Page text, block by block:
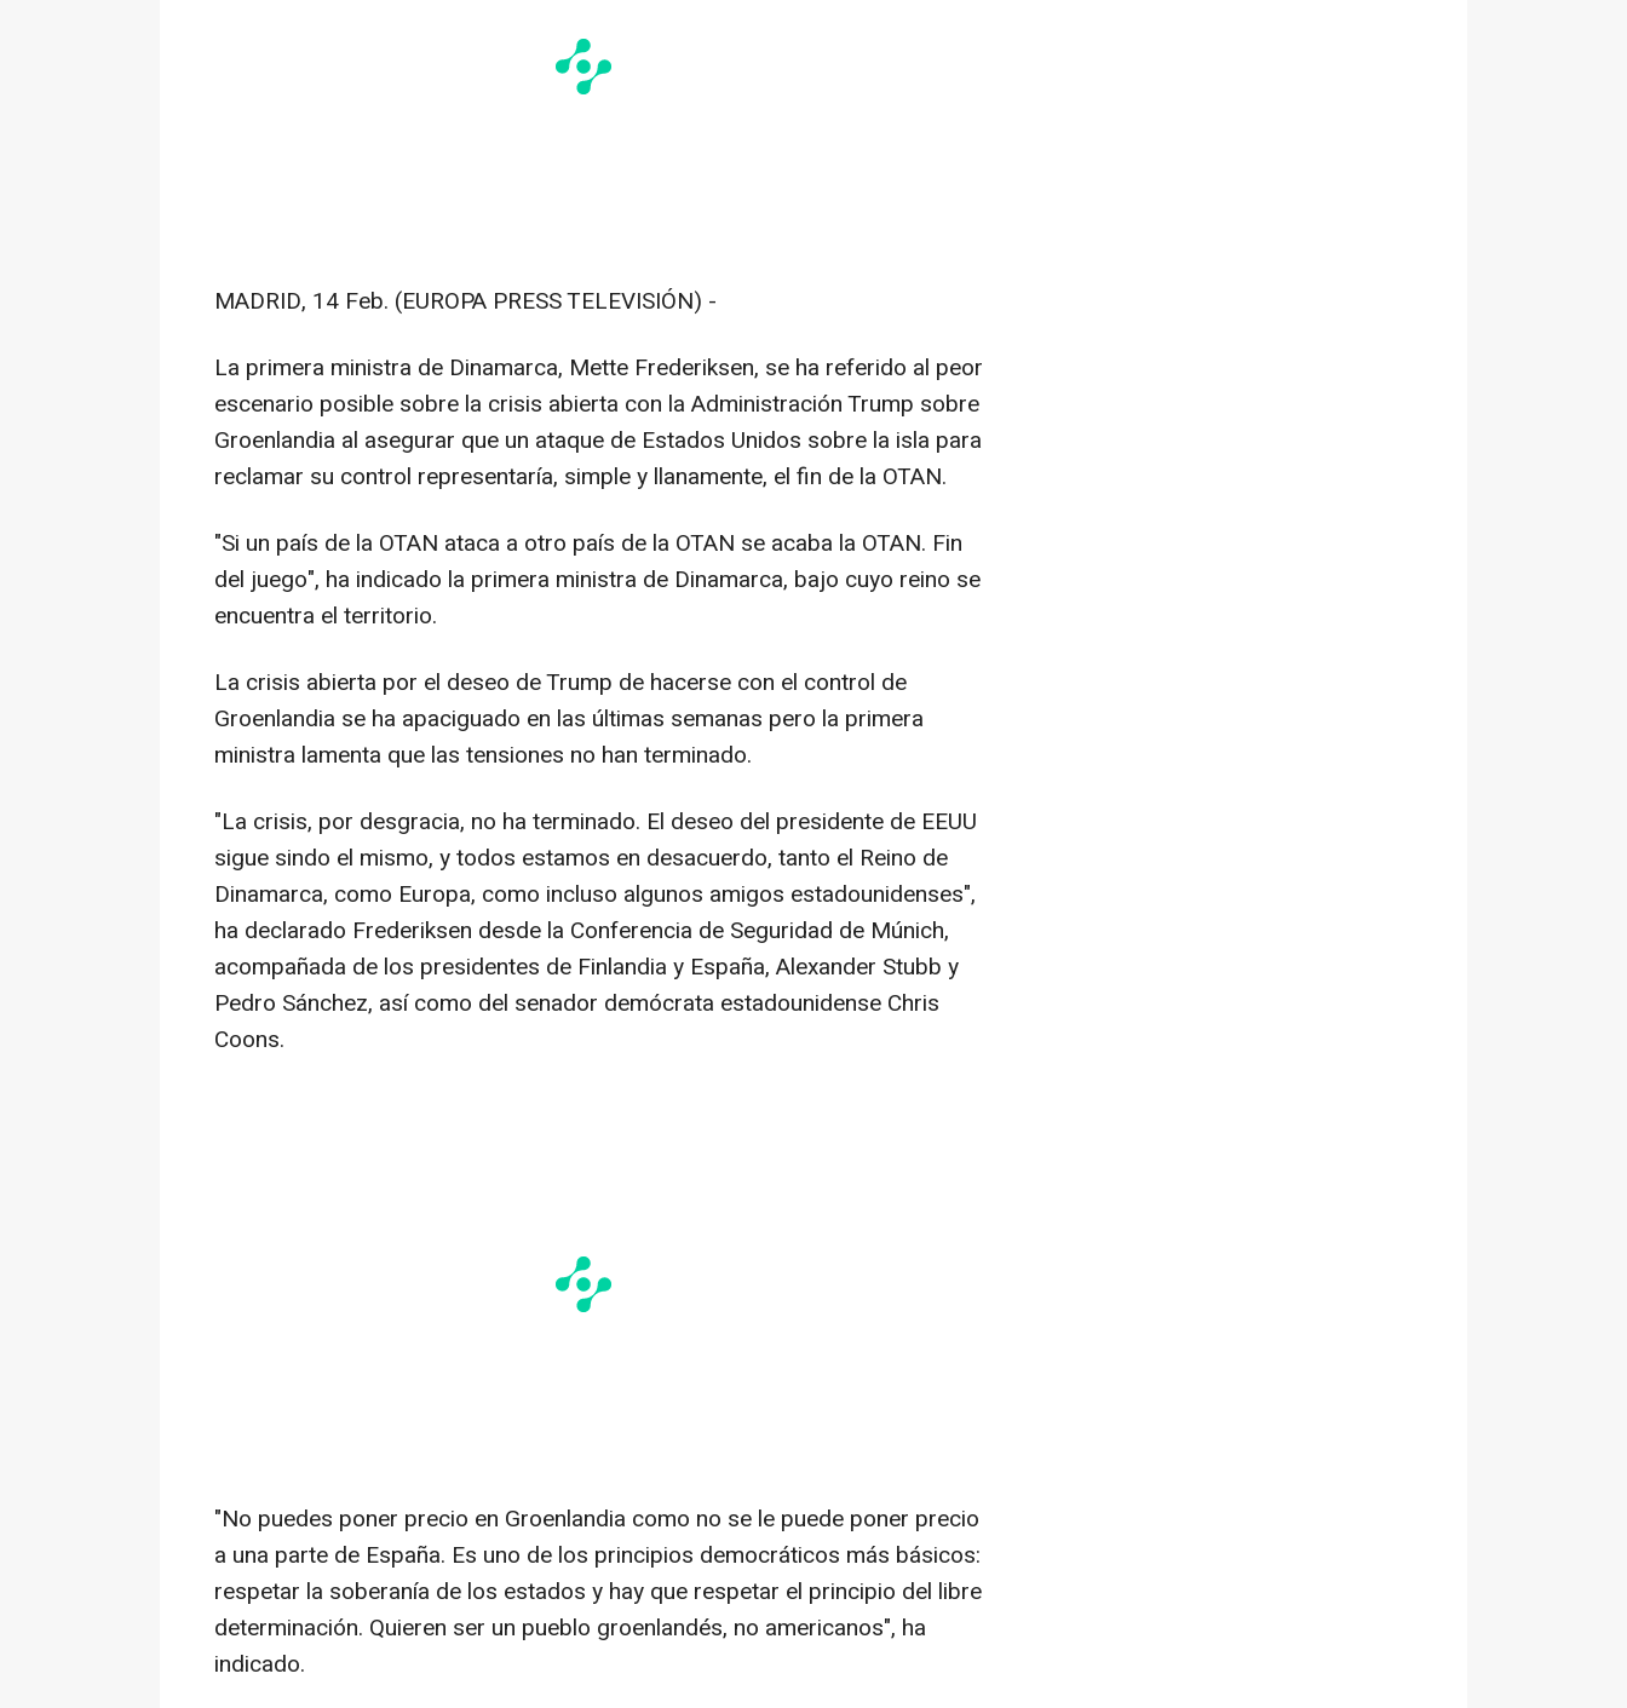
MADRID, 14 Feb. (EUROPA PRESS TELEVISIÓN) -
La primera ministra de Dinamarca, Mette Frederiksen, se ha referido al peor
escenario posible sobre la crisis abierta con la Administración Trump sobre
Groenlandia al asegurar que un ataque de Estados Unidos sobre la isla para
reclamar su control representaría, simple y llanamente, el fin de la OTAN.
"Si un país de la OTAN ataca a otro país de la OTAN se acaba la OTAN. Fin
del juego", ha indicado la primera ministra de Dinamarca, bajo cuyo reino se
encuentra el territorio.
La crisis abierta por el deseo de Trump de hacerse con el control de
Groenlandia se ha apaciguado en las últimas semanas pero la primera
ministra lamenta que las tensiones no han terminado.
"La crisis, por desgracia, no ha terminado. El deseo del presidente de EEUU
sigue sindo el mismo, y todos estamos en desacuerdo, tanto el Reino de
Dinamarca, como Europa, como incluso algunos amigos estadounidenses",
ha declarado Frederiksen desde la Conferencia de Seguridad de Múnich,
acompañada de los presidentes de Finlandia y España, Alexander Stubb y
Pedro Sánchez, así como del senador demócrata estadounidense Chris
Coons.
"No puedes poner precio en Groenlandia como no se le puede poner precio
a una parte de España. Es uno de los principios democráticos más básicos:
respetar la soberanía de los estados y hay que respetar el principio del libre
determinación. Quieren ser un pueblo groenlandés, no americanos", ha
indicado.